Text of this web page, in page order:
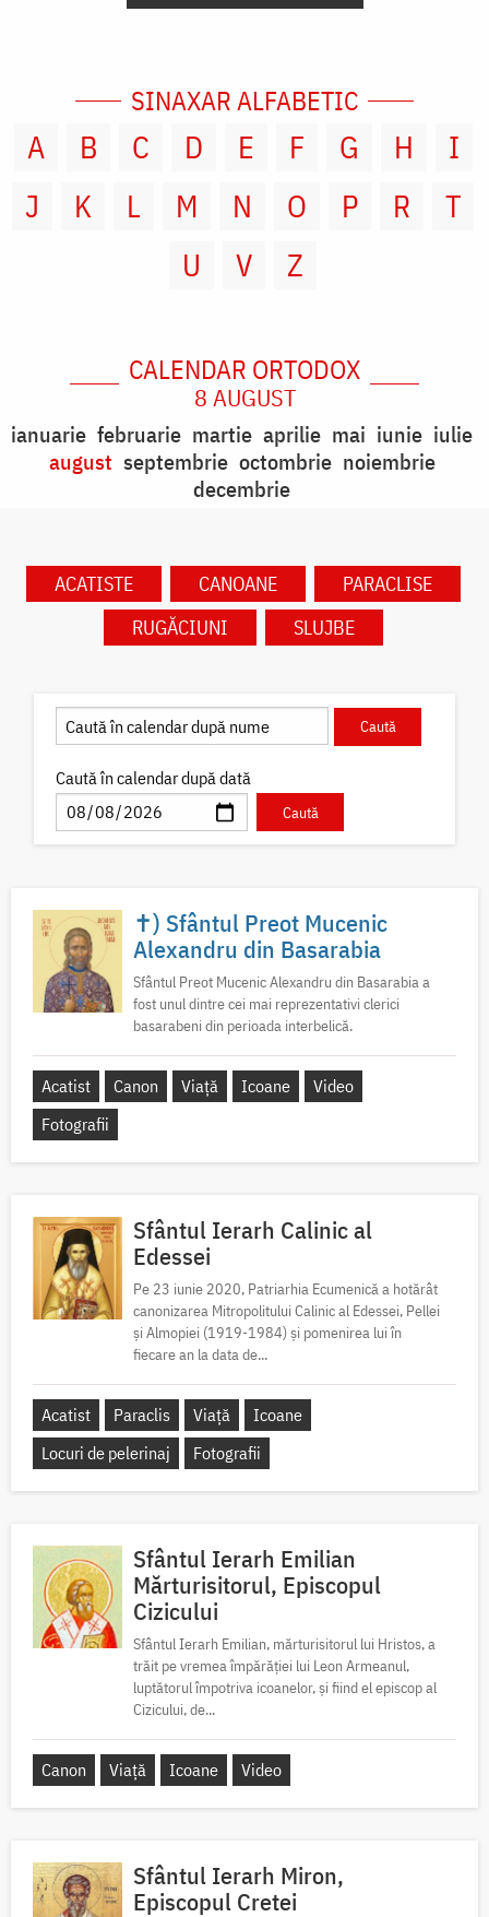
SINAXAR ALFABETIC
A B C D E F G H
I
J
K L M N O P R
T
U
V Z
CALENDAR ORTODOX
8 AUGUST
ianuarie februarie martie aprilie mai iunie iulie
august septembrie octombrie noiembrie
decembrie
ACATISTE CANOANE
PARACLISE
RUGĂCIUNI
SLUJBE
Caută în calendar după dată
✝) Sfântul Preot Mucenic
Alexandru din Basarabia
Sfântul Preot Mucenic Alexandru din Basarabia a
fost unul dintre cei mai reprezentativi clerici
basarabeni din perioada interbelică.
Acatist Canon Viață Icoane
Video
Fotografii
Sfântul Ierarh Calinic al
Edessei
Pe 23 iunie 2020, Patriarhia Ecumenică a hotărât
canonizarea Mitropolitului Calinic al Edessei, Pellei
și Almopiei (1919-1984) și pomenirea lui în
fiecare an la data de...
Acatist Paraclis Viață
Icoane
Locuri de pelerinaj
Fotografii
Sfântul Ierarh Emilian
Mărturisitorul, Episcopul
Cizicului
Sfântul Ierarh Emilian, mărturisitorul lui Hristos, a
trăit pe vremea împărăției lui Leon Armeanul,
luptătorul împotriva icoanelor, și fiind el episcop al
Cizicului, de...
Canon Viață Icoane Video
Sfântul Ierarh Miron,
Episcopul Cretei